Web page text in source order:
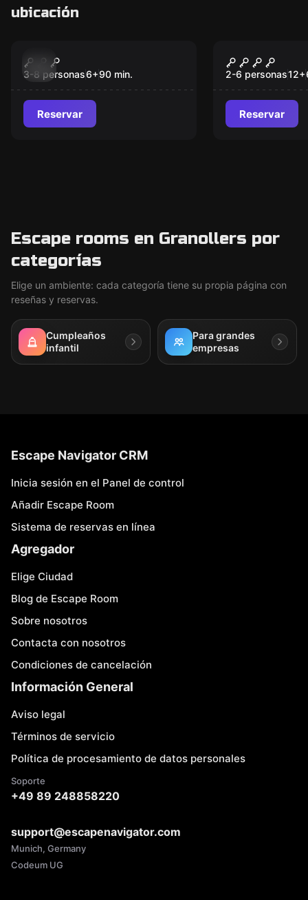
ubicación
Escape Room Peter
Pan
3-8 personas6+90 min.
Reservar
Nuevo
Peter Pan
2-6 personas12+
Reservar
Escape rooms en Granollers por
categorías
Elige un ambiente: cada categoría tiene su propia página con
reseñas y reservas.
Cumpleaños
infantil
Para grandes
empresas
Escape Navigator CRM
Inicia sesión en el Panel de control
Añadir Escape Room
Sistema de reservas en línea
Agregador
Elige Ciudad
Blog de Escape Room
Sobre nosotros
Contacta con nosotros
Condiciones de cancelación
Información General
Aviso legal
Términos de servicio
Política de procesamiento de datos personales
Soporte
+49 89 248858220
support@escapenavigator.com
Munich, Germany
Codeum UG